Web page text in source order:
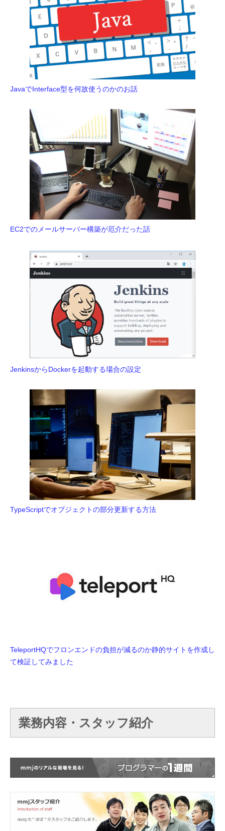
JavaでInterface型を何故使うのかのお話
EC2でのメールサーバー構築が厄介だった話
JenkinsからDockerを起動する場合の設定
TypeScriptでオブジェクトの部分更新する方法
TeleportHQでフロンエンドの負担が減るのか静的サイトを作成し
て検証してみました
業務内容・スタッフ紹介